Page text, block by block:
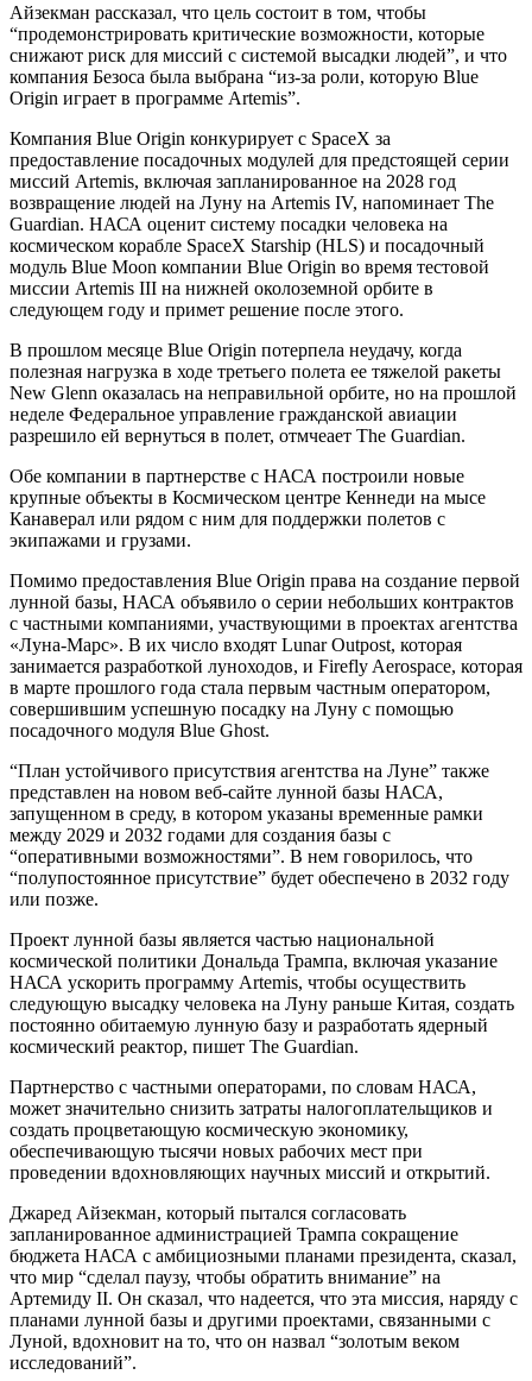
Айзекман рассказал, что цель состоит в том, чтобы
“продемонстрировать критические возможности, которые
снижают риск для миссий с системой высадки людей”, и что
компания Безоса была выбрана “из-за роли, которую Blue
Origin играет в программе Artemis”.
Компания Blue Origin конкурирует с SpaceX за
предоставление посадочных модулей для предстоящей серии
миссий Artemis, включая запланированное на 2028 год
возвращение людей на Луну на Artemis IV, напоминает The
Guardian. НАСА оценит систему посадки человека на
космическом корабле SpaceX Starship (HLS) и посадочный
модуль Blue Moon компании Blue Origin во время тестовой
миссии Artemis III на нижней околоземной орбите в
следующем году и примет решение после этого.
В прошлом месяце Blue Origin потерпела неудачу, когда
полезная нагрузка в ходе третьего полета ее тяжелой ракеты
New Glenn оказалась на неправильной орбите, но на прошлой
неделе Федеральное управление гражданской авиации
разрешило ей вернуться в полет, отмчеает The Guardian.
Обе компании в партнерстве с НАСА построили новые
крупные объекты в Космическом центре Кеннеди на мысе
Канаверал или рядом с ним для поддержки полетов с
экипажами и грузами.
Помимо предоставления Blue Origin права на создание первой
лунной базы, НАСА объявило о серии небольших контрактов
с частными компаниями, участвующими в проектах агентства
«Луна-Марс». В их число входят Lunar Outpost, которая
занимается разработкой луноходов, и Firefly Aerospace, которая
в марте прошлого года стала первым частным оператором,
совершившим успешную посадку на Луну с помощью
посадочного модуля Blue Ghost.
“План устойчивого присутствия агентства на Луне” также
представлен на новом веб-сайте лунной базы НАСА,
запущенном в среду, в котором указаны временные рамки
между 2029 и 2032 годами для создания базы с
“оперативными возможностями”. В нем говорилось, что
“полупостоянное присутствие” будет обеспечено в 2032 году
или позже.
Проект лунной базы является частью национальной
космической политики Дональда Трампа, включая указание
НАСА ускорить программу Artemis, чтобы осуществить
следующую высадку человека на Луну раньше Китая, создать
постоянно обитаемую лунную базу и разработать ядерный
космический реактор, пишет The Guardian.
Партнерство с частными операторами, по словам НАСА,
может значительно снизить затраты налогоплательщиков и
создать процветающую космическую экономику,
обеспечивающую тысячи новых рабочих мест при
проведении вдохновляющих научных миссий и открытий.
Джаред Айзекман, который пытался согласовать
запланированное администрацией Трампа сокращение
бюджета НАСА с амбициозными планами президента, сказал,
что мир “сделал паузу, чтобы обратить внимание” на
Артемиду II. Он сказал, что надеется, что эта миссия, наряду с
планами лунной базы и другими проектами, связанными с
Луной, вдохновит на то, что он назвал “золотым веком
исследований”.